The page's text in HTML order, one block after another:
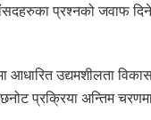
प्रश्नको जवाफ
आधारित उद्यमशीलता
प्रक्रिया अन्तिम